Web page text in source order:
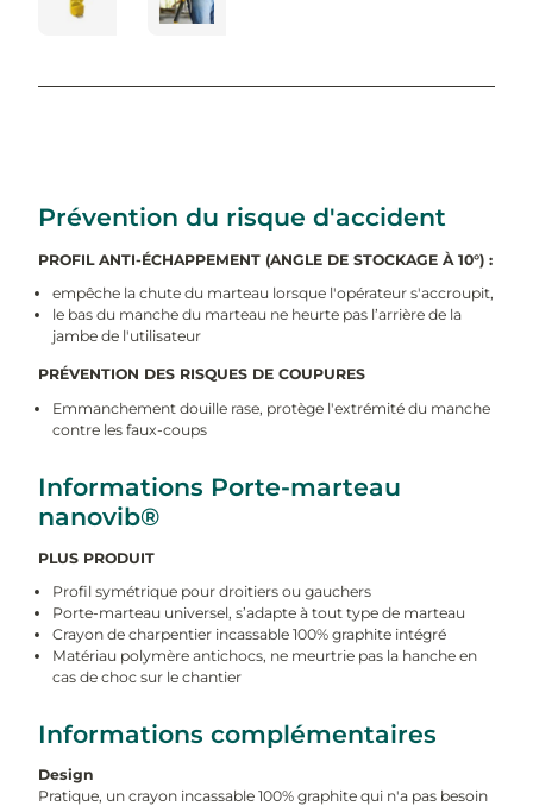
Prévention du risque d'accident
PROFIL ANTI-ÉCHAPPEMENT (ANGLE DE STOCKAGE À 10°) :
empêche la chute du marteau lorsque l'opérateur s'accroupit,
le bas du manche du marteau ne heurte pas l’arrière de la
jambe de l'utilisateur
PRÉVENTION DES RISQUES DE COUPURES
Emmanchement douille rase, protège l'extrémité du manche
contre les faux-coups
Informations Porte-marteau
nanovib®
PLUS PRODUIT
Profil symétrique pour droitiers ou gauchers
Porte-marteau universel, s’adapte à tout type de marteau
Crayon de charpentier incassable 100% graphite intégré
Matériau polymère antichocs, ne meurtrie pas la hanche en
cas de choc sur le chantier
Informations complémentaires
Design
Pratique, un crayon incassable 100% graphite qui n'a pas besoin